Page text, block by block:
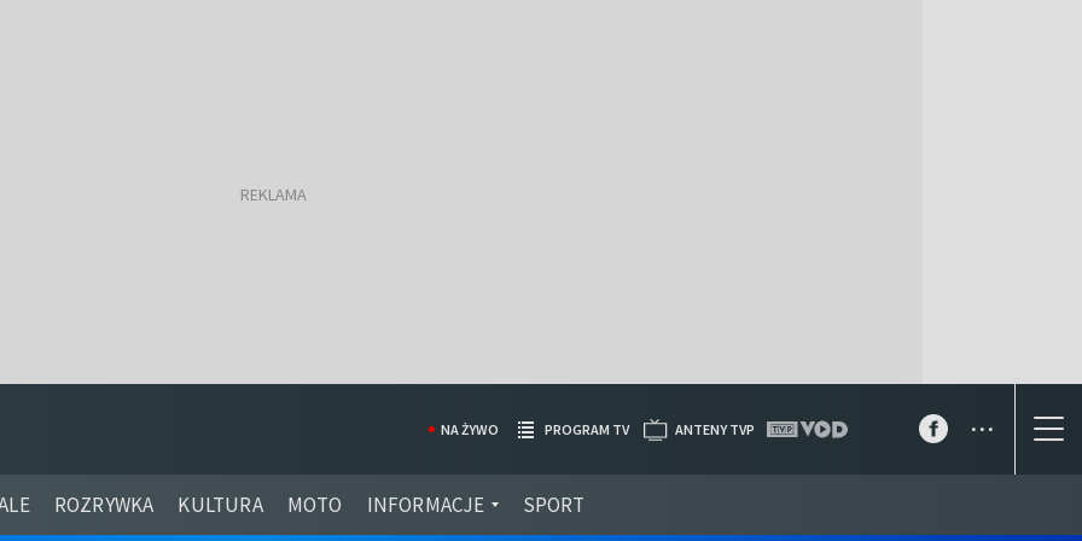
ROZRYWKA KULTURA MOTO INFORMACJE SPORT
NA ŻYWO PROGRAM TV ANTENY TVP ...